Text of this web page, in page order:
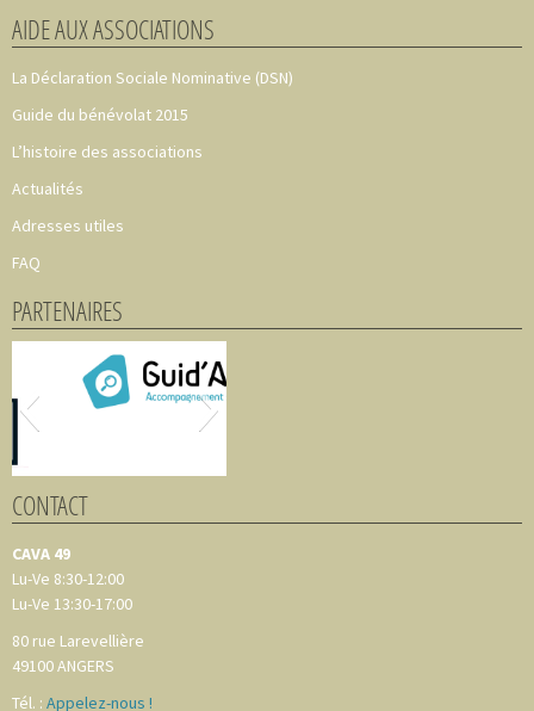
AIDE AUX ASSOCIATIONS
La Déclaration Sociale Nominative (DSN)
Guide du bénévolat 2015
L’histoire des associations
Actualités
Adresses utiles
FAQ
PARTENAIRES
CONTACT
CAVA 49
Lu-Ve 8:30-12:00
Lu-Ve 13:30-17:00
80 rue Larevellière
49100ANGERS
Tél. : Appelez-nous !